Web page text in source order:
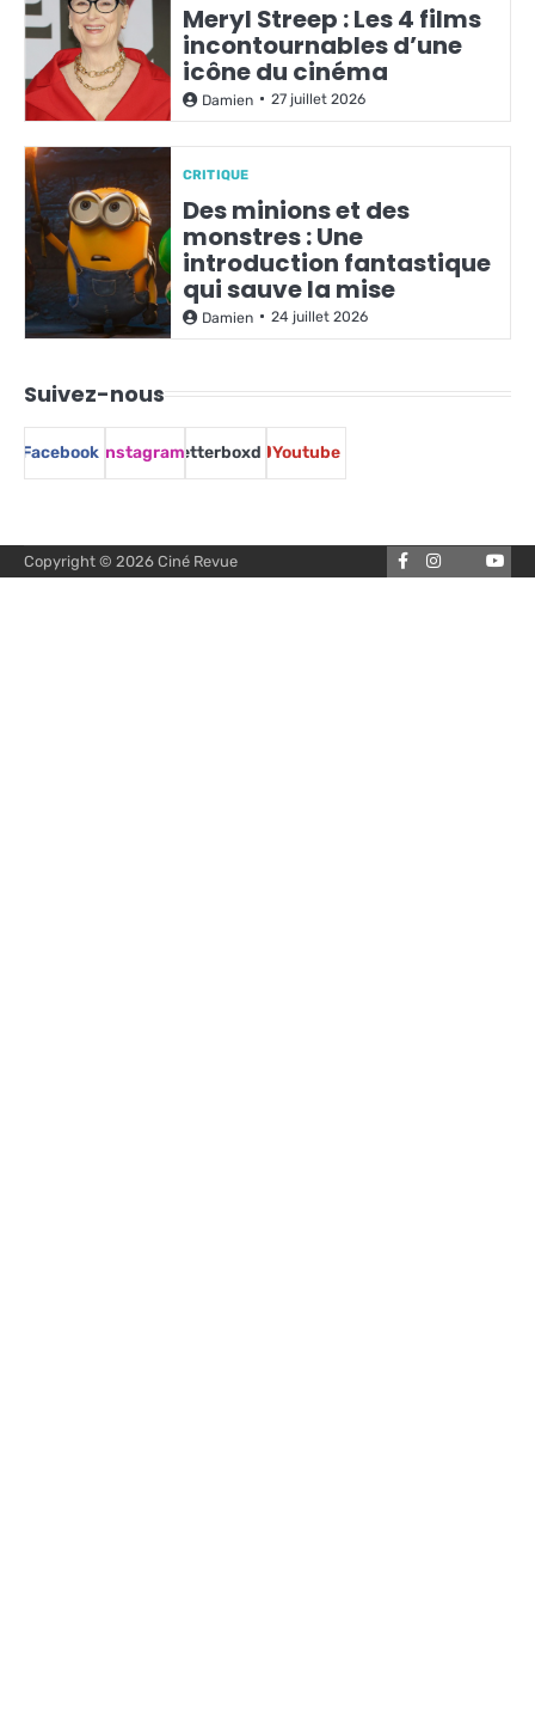
Meryl Streep : Les 4 films
incontournables d’une
icône du cinéma
Damien 27 juillet 2026
CRITIQUE
Des minions et des
monstres : Une
introduction fantastique
qui sauve la mise
Damien 24 juillet 2026
Suivez-nous
Facebook InstagramLetterboxd Youtube
Copyright © 2026 Ciné Revue FacebookInstagram